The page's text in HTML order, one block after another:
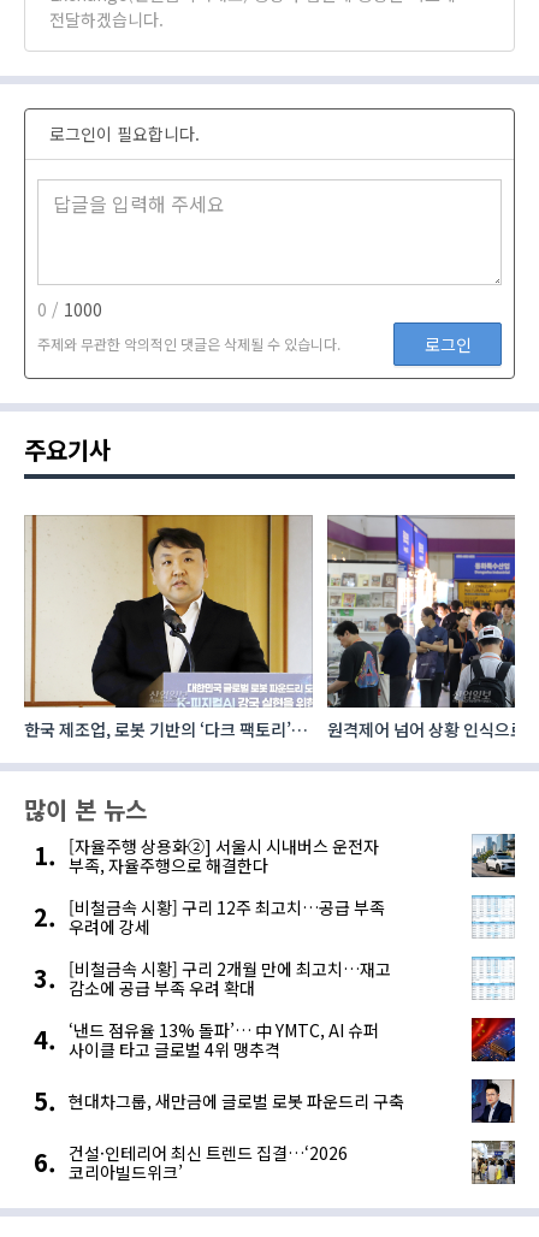
전달하겠습니다.
로그인이 필요합니다.
0 / 1000
주제와 무관한 악의적인 댓글은 삭제될 수 있습니다. 로그인
주요기사
한국 제조업, 로봇 기반의 ‘다크 팩토리’로
원격제어 넘어 상황 인식으로,
많이 본 뉴스
[자율주행 상용화②] 서울시 시내버스 운전자
부족, 자율주행으로 해결한다
[비철금속 시황] 구리 12주 최고치…공급 부족
우려에 강세
[비철금속 시황] 구리 2개월 만에 최고치…재고
감소에 공급 부족 우려 확대
‘낸드 점유율 13% 돌파’… 中 YMTC, AI 슈퍼
사이클 타고 글로벌 4위 맹추격
현대차그룹, 새만금에 글로벌 로봇 파운드리 구축
건설·인테리어 최신 트렌드 집결…‘2026
코리아빌드위크’